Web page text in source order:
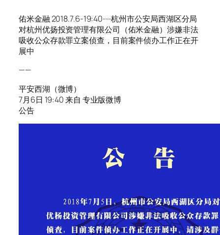
佑米金融 2018.7.6-19:40······杭州市公安局西湖区分局
对杭州优扬投资管理有限公司（佑米金融）涉嫌非法
吸收公众存款罪立案侦查，目前案件侦办工作正在开
展中
——
平安西湖（微博）
7月6日 19:40 来自 专业版微博
公告 ​​​​